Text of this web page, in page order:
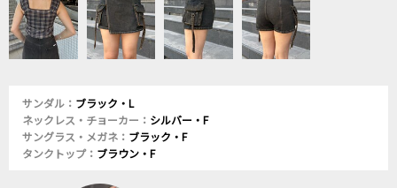
サンダル： ブラック・L
ネックレス・チョーカー： シルバー・F
サングラス・メガネ： ブラック・F
タンクトップ： ブラウン・F